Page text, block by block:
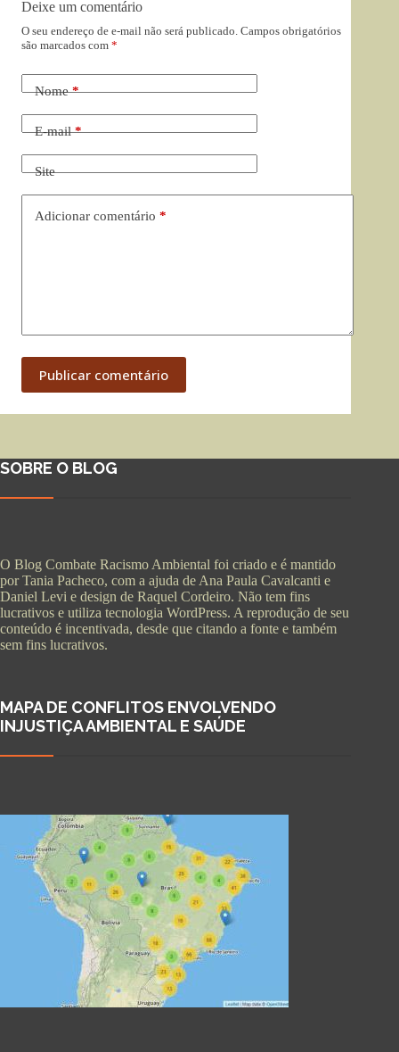
Deixe um comentário
O seu endereço de e-mail não será publicado. Campos obrigatórios
são marcados com *
Nome*
E-mail*
Site
Adicionar comentário *
Publicar comentário
SOBRE O BLOG
O Blog Combate Racismo Ambiental foi criado e é mantido
por Tania Pacheco, com a ajuda de Ana Paula Cavalcanti e
Daniel Levi e design de Raquel Cordeiro. Não tem fins
lucrativos e utiliza tecnologia WordPress. A reprodução de seu
conteúdo é incentivada, desde que citando a fonte e também
sem fins lucrativos.
MAPA DE CONFLITOS ENVOLVENDO
INJUSTIÇA AMBIENTAL E SAÚDE